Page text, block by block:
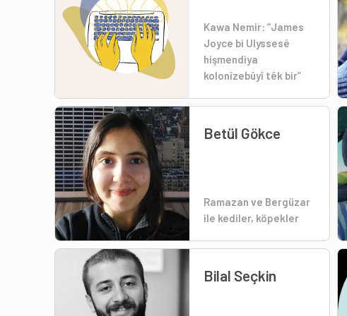
Kawa Nemir: “James
Joyce bi Ulyssesê
hişmendiya
kolonîzebûyî têk bir”
Betül Gökce
Ramazan ve Bergüzar
ile kediler, köpekler
Bilal Seçkin